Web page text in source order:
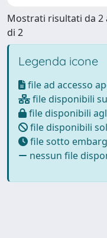
Mostrati risultati da 2
di 2
Legenda icone
file ad accesso
file disponibili
file disponibili
file disponibili
file sotto
nessun file